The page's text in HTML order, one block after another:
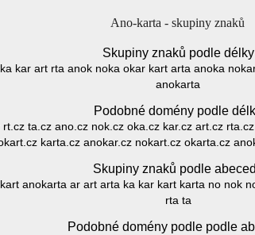
Ano-karta - skupiny znaků
Skupiny znaků podle délky
kar art rta anok noka okar kart arta anoka
anokarta
Podobné domény podle
ta.cz ano.cz nok.cz oka.cz kar.cz art.cz
karta.cz anokar.cz nokart.cz okarta.cz
Skupiny znaků podle
anokarta ar art arta ka kar kart karta no nok
rta ta
Podobné domény podle podle